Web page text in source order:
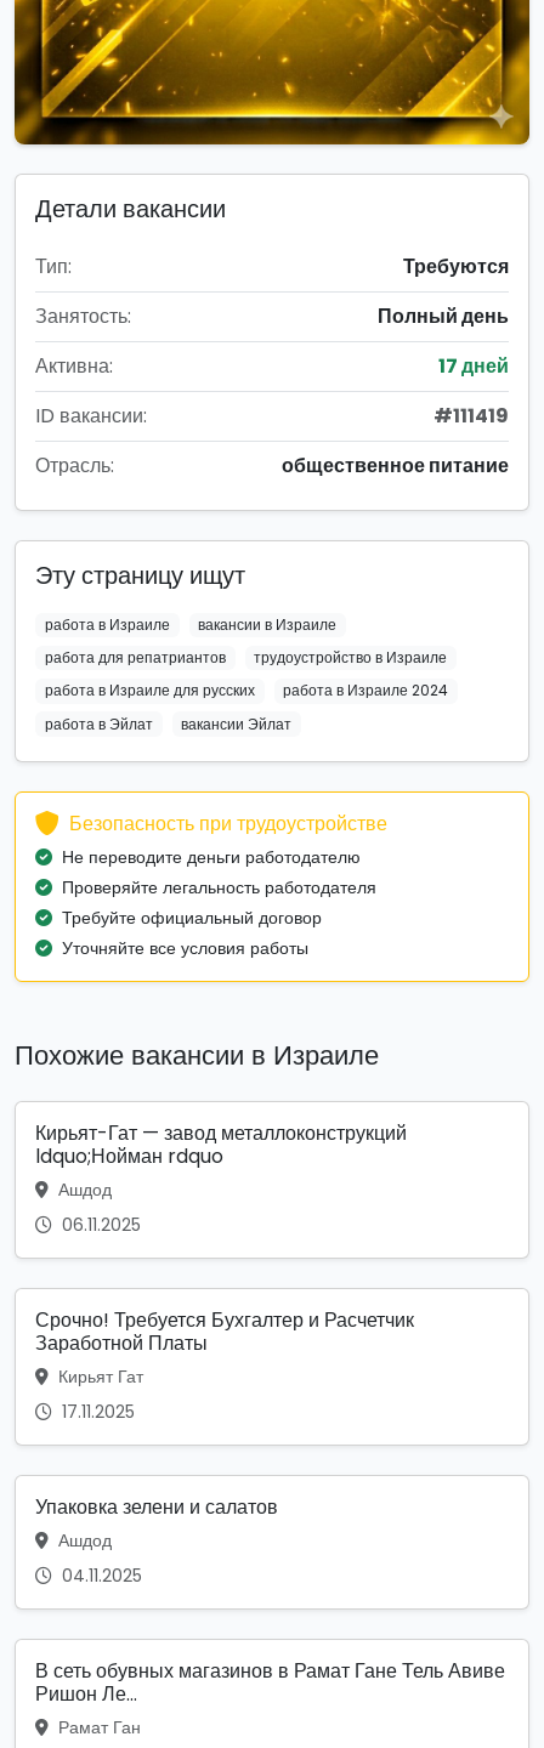
Детали вакансии
Тип:
Требуются
Занятость:
Полный день
Активна:
17 дней
ID вакансии:
#111419
Отрасль:
общественное питание
Эту страницу ищут
работа в Израиле
вакансии в Израиле
работа для репатриантов
трудоустройство в Израиле
работа в Израиле для русских
работа в Израиле 2024
работа в Эйлат
вакансии Эйлат
Безопасность при трудоустройстве
Не переводите деньги работодателю
Проверяйте легальность работодателя
Требуйте официальный договор
Уточняйте все условия работы
Похожие вакансии в Израиле
Кирьят-Гат — завод металлоконструкций
ldquo;Нойман rdquo
Ашдод
06.11.2025
Срочно! Требуется Бухгалтер и Расчетчик
Заработной Платы
Кирьят Гат
17.11.2025
Упаковка зелени и салатов
Ашдод
04.11.2025
В сеть обувных магазинов в Рамат Гане Тель Авиве
Ришон Ле...
Рамат Ган